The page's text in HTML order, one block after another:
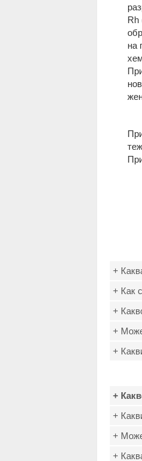
Rh
на
+
+ Как
+
+
+
+
+
+
+